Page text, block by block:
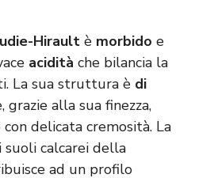
Hirault è morbido e
acidità che bilancia la
La sua struttura è di
grazie alla sua finezza,
delicata cremosità. La
suoli calcarei della
ad un profilo